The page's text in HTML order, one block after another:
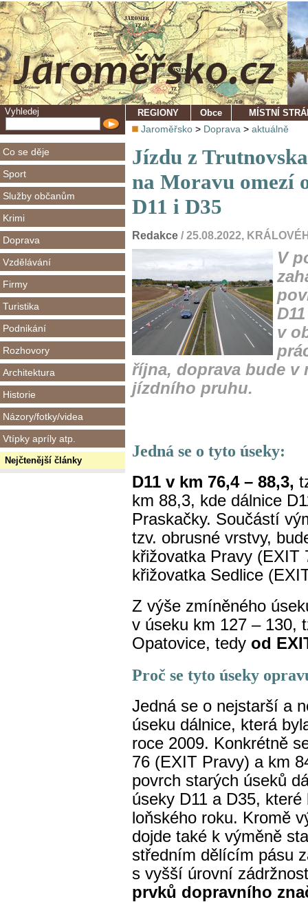
Vyhledej
Co se děje
Sport
Služby občanům
Krimi
Doprava
Vzdělávání
Firmy
Turistika
Podnikání
Rozhovory
Architektura
Historie
Názory/fotky/videa
Vtípky apríly atp.
Nejčtenější články
REGIONY Obce MÍSTNÍ
Jaroměřsko > Doprava > aktuálně
Jízdu z
na Moravu omezí
D11 i D35
Redakce / 25.08.2022,
V
v
října, doprava bude v
jízdního pruhu.
Jedná se o tyto úseky:
D11 v km 76,4 – 88,3,
km 88,3, kde dálnice
Praskačky. Součástí
tzv. obrusné vrstvy,
křižovatka Pravy (EXIT
křižovatka Sedlice
Z výše zmíněného
v úseku km 127 – 130,
Opatovice, tedy od
Proč se tyto úseky
Jedná se o nejstarší a
úseku dálnice, která
roce 2009. Konkrétně
76 (EXIT Pravy) a km
povrch starých úseků
úseky D11 a D35,
loňského roku. Kromě
dojde také k výměně
středním dělícím pásu
s vyšší úrovní
prvků dopravního